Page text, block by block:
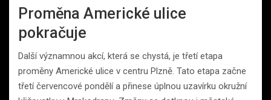
Proměna Americké ulice
pokračuje
Další významnou akcí, která se chystá, je třetí etapa
proměny Americké ulice v centru Plzně. Tato etapa začne
třetí červencové pondělí a přinese úplnou uzavírku okružní